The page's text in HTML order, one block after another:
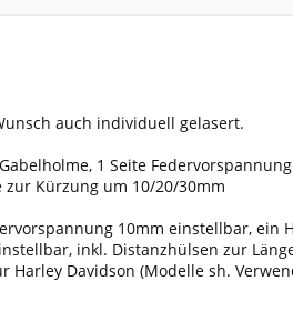
auch individuell gelasert.
1 Seite
Kürzung um 10/20/30mm
10mm einstellbar, ein
inkl. Distanzhülsen zur
Davidson (Modelle sh.